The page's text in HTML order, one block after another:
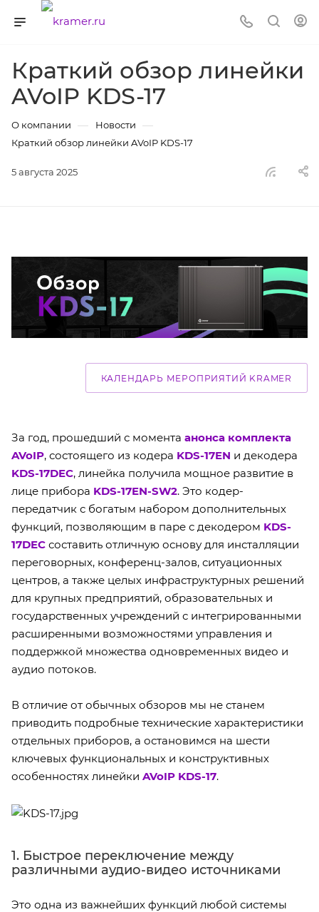
Краткий обзор линейки
AVoIP KDS-17
О компании — Новости —
Краткий обзор линейки AVoIP KDS-17
5 августа 2025
КАЛЕНДАРЬ МЕРОПРИЯТИЙ KRAMER
За год, прошедший с момента анонса комплекта
AVoIP, состоящего из кодера KDS-17EN и декодера
KDS-17DEC, линейка получила мощное развитие в
лице прибора KDS-17EN-SW2. Это кодер-
передатчик с богатым набором дополнительных
функций, позволяющим в паре с декодером KDS-
17DEC составить отличную основу для инсталляции
переговорных, конференц-залов, ситуационных
центров, а также целых инфраструктурных решений
для крупных предприятий, образовательных и
государственных учреждений с интегрированными
расширенными возможностями управления и
поддержкой множества одновременных видео и
аудио потоков.
В отличие от обычных обзоров мы не станем
приводить подробные технические характеристики
отдельных приборов, а остановимся на шести
ключевых функциональных и конструктивных
особенностях линейки AVoIP KDS-17.
1. Быстрое переключение между
различными аудио-видео источниками
Это одна из важнейших функций любой системы